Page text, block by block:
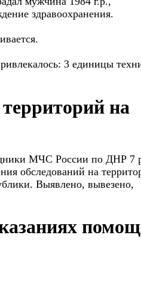
здравоохранения.
3 единицы
на
МЧС России по ДНР 7
обследований на
Выявлено, вывезено,